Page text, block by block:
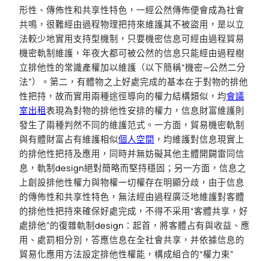
形性、傳佈性和共享性特色，一經公然傳佈便會成為社會
共鳴，很難經由過程物理把持來維護其不被盜用，是以立
法較少地實用支持型機制，只要機密信息可經由過程貿易
機密軌制維護，年夜大都可被公然的信息只能經由過程樹
立排他性的常識產權加以維護（以下簡稱“機密—公然二分
法”）。第二，有體物之上好處完成的基本在于對物的排他
性把持，故而實用兩種途徑導向的權力結構類似，均會議
室出租表現為對物的排他性安排的權力，信息財富維護則
發生了兩種判然不同的維護范式。一方面，貿易機密軌制
與有體財富占有維護相似個人空間 ，均維護對信息現實上
的排他性把持及應用，同時并無妨礙其他主體開闢雷同信
息，軌制design絕對簡略而堅持穩固；另一方面，信息之
上創設排他性權力與物權一切權存在明顯分歧，由于信息
的傳佈性和共享性特色，無法經由過程廣泛地維護對客體
的排他性把持來確保好處完成，不得不采用“客體共享，好
處排他”的復雜軌制design：起首，將客體占有與收益、應
用、處罰相分別，答應信息在全社會共享，并依據信息的
貿易化應用方法設定排他性權能，構成組合的“權力束”